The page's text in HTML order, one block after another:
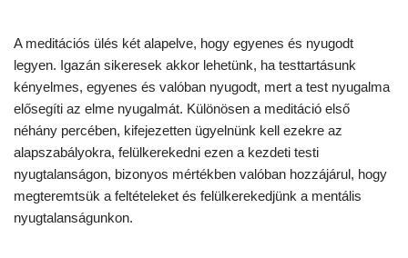
A meditációs ülés két alapelve, hogy egyenes és nyugodt
legyen. Igazán sikeresek akkor lehetünk, ha testtartásunk
kényelmes, egyenes és valóban nyugodt, mert a test nyugalma
elősegíti az elme nyugalmát. Különösen a meditáció első
néhány percében, kifejezetten ügyelnünk kell ezekre az
alapszabályokra, felülkerekedni ezen a kezdeti testi
nyugtalanságon, bizonyos mértékben valóban hozzájárul, hogy
megteremtsük a feltételeket és felülkerekedjünk a mentális
nyugtalanságunkon.